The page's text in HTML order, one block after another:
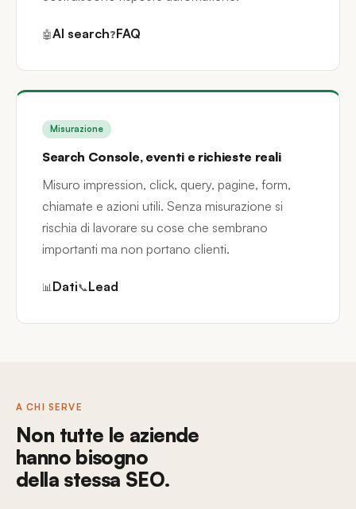
🤖AI search❓FAQ
Misurazione
Search Console, eventi e richieste reali
Misuro impression, click, query, pagine, form,
chiamate e azioni utili. Senza misurazione si
rischia di lavorare su cose che sembrano
importanti ma non portano clienti.
📊 Dati📞Lead
A CHI SERVE
Non tutte le aziende
hanno bisogno
della stessa SEO.